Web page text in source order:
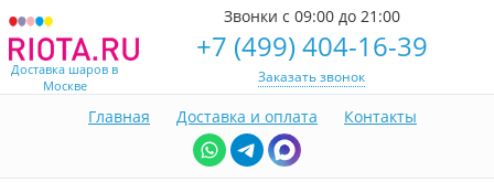
Доставка шаров в
Москве
Звонки с 09:00 до 21:00
+7 (499) 404-16-39
Заказать звонок
Главная Доставка и оплата Контакты